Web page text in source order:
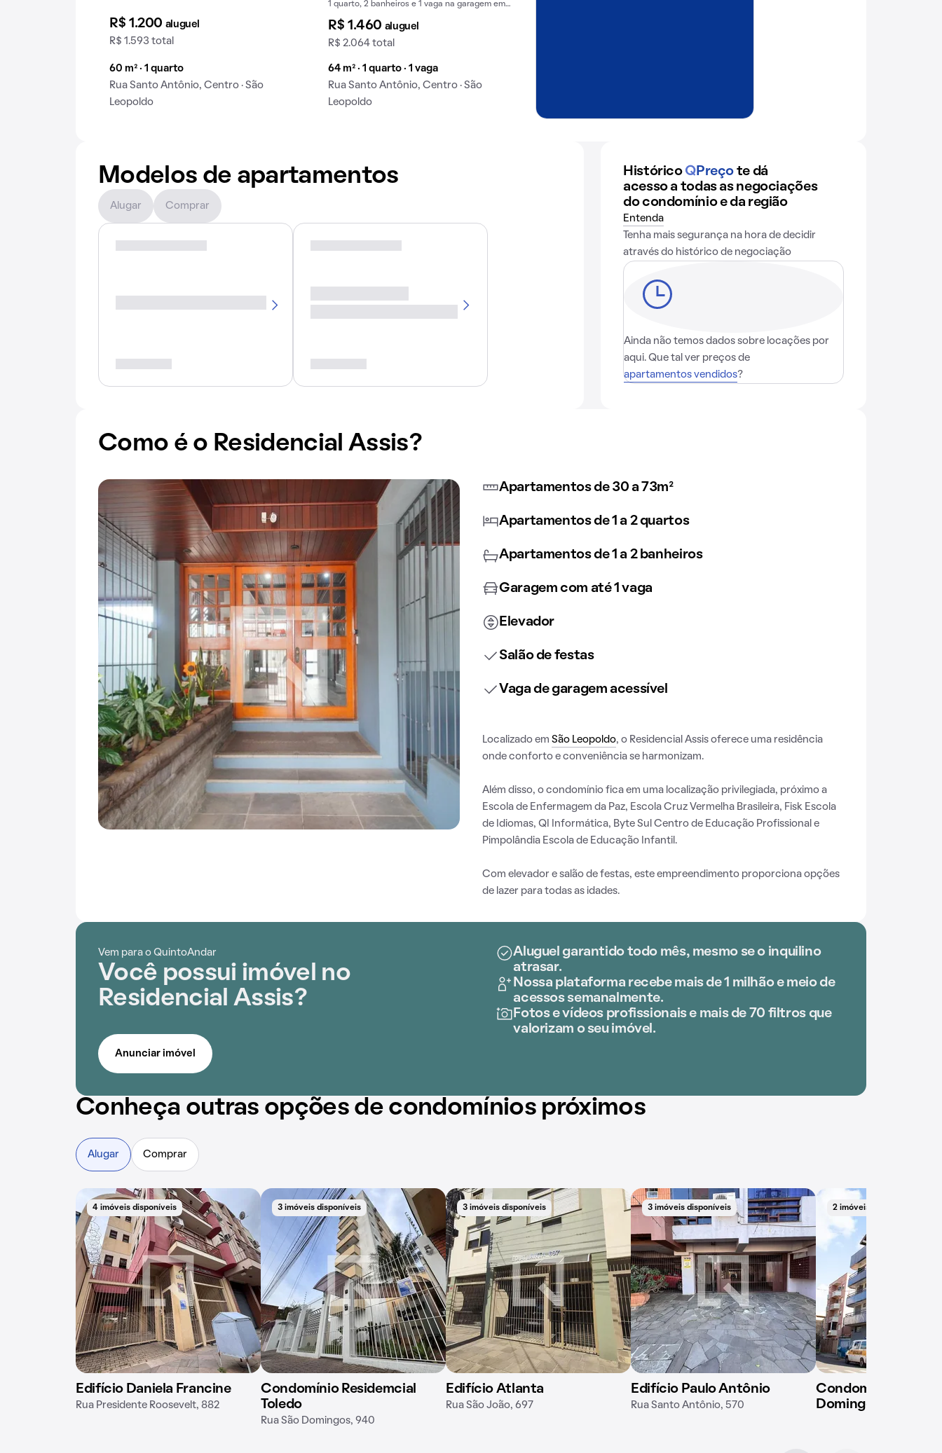
R$ 1.200 aluguel
R$ 1.593 total
60 m² · 1 quarto
Rua Santo Antônio, Centro · São
Leopoldo
1 quarto, 2 banheiros e 1 vaga na garagem em
R$ 1.460 aluguel
R$ 2.064 total
64 m² · 1 quarto · 1 vaga
Rua Santo Antônio, Centro · São
Leopoldo
Modelos de apartamentos
Alugar Comprar
Histórico QPreço te dá
acesso a todas as negociações
do condomínio e da região
Entenda
Tenha mais segurança na hora de decidir
através do histórico de negociação
Ainda não temos dados sobre locações por
aqui. Que tal ver preços de
apartamentos vendidos?
Como é o Residencial Assis?
Apartamentos de 30 a 73m²
Apartamentos de 1 a 2 quartos
Apartamentos de 1 a 2 banheiros
Garagem com até 1 vaga
Elevador
Salão de festas
Vaga de garagem acessível
Localizado em São Leopoldo, o Residencial Assis oferece uma residência
onde conforto e conveniência se harmonizam.
Além disso, o condomínio fica em uma localização privilegiada, próximo a
Escola de Enfermagem da Paz, Escola Cruz Vermelha Brasileira, Fisk Escola
de Idiomas, QI Informática, Byte Sul Centro de Educação Profissional e
Pimpolândia Escola de Educação Infantil.
Com elevador e salão de festas, este empreendimento proporciona opções
de lazer para todas as idades.
Vem para o QuintoAndar
Você possui imóvel no
Residencial Assis?
Aluguel garantido todo mês, mesmo se o inquilino
atrasar.
Nossa plataforma recebe mais de 1 milhão e meio de
acessos semanalmente.
Fotos e vídeos profissionais e mais de 70 filtros que
valorizam o seu imóvel.
Anunciar imóvel
Conheça outras opções de condomínios próximos
Alugar Comprar
4 imóveis disponíveis
Edifício Daniela Francine
Rua Presidente Roosevelt, 882
3 imóveis disponíveis
Condomínio Residemcial
Toledo
Rua São Domingos, 940
3 imóveis disponíveis
Edifício Atlanta
Rua São João, 697
3 imóveis disponíveis
Edifício Paulo Antônio
Rua Santo Antônio, 570
2 imóveis disponíveis
Condomínio em Rua
Domingos, 1057